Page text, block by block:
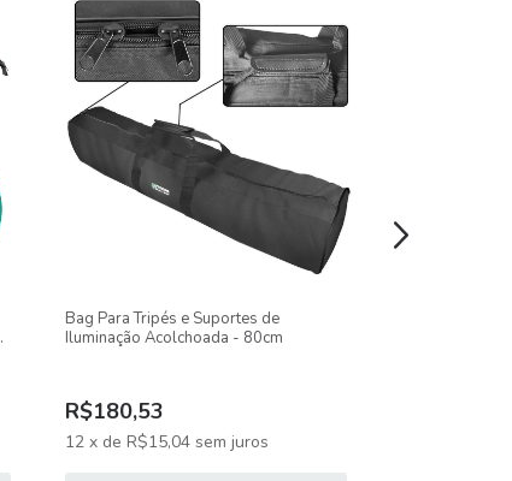
Bag Para Tripés e Suportes de
Iluminação Acolchoada - 80cm
R$180,53
12 x de R$15,04 sem juros